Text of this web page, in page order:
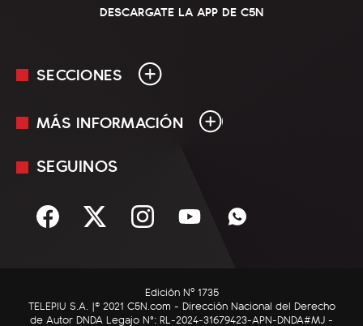
DESCARGATE LA APP DE C5N
SECCIONES
En Vivo
Sociedad
C5N Autos
MÁS INFORMACIÓN
Mediakit
Términos y condiciones
SEGUINOS
Edición Nº 1735
TELEPIU S.A. |© 2021 C5N.com - Dirección Nacional del Derecho
de Autor DNDA Legajo N°: RL-2024-31679423-APN-DNDA#MJ -